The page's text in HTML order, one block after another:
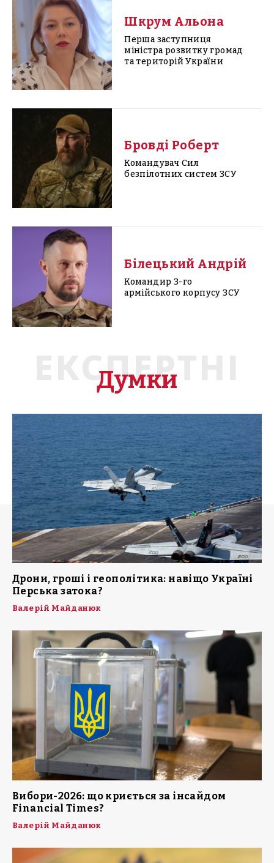
Шкрум Альона
Перша заступниця
міністра розвитку громад
та територій України
Бровді Роберт
Командувач Сил
безпілотних систем ЗСУ
Білецький Андрій
Командир 3-го
армійського корпусу ЗСУ
ЕКСПЕРТНІ
Думки
Дрони, гроші і геополітика: навіщо Україні
Перська затока?
Валерій Майданюк
Вибори-2026: що криється за інсайдом
Financial Times?
Валерій Майданюк